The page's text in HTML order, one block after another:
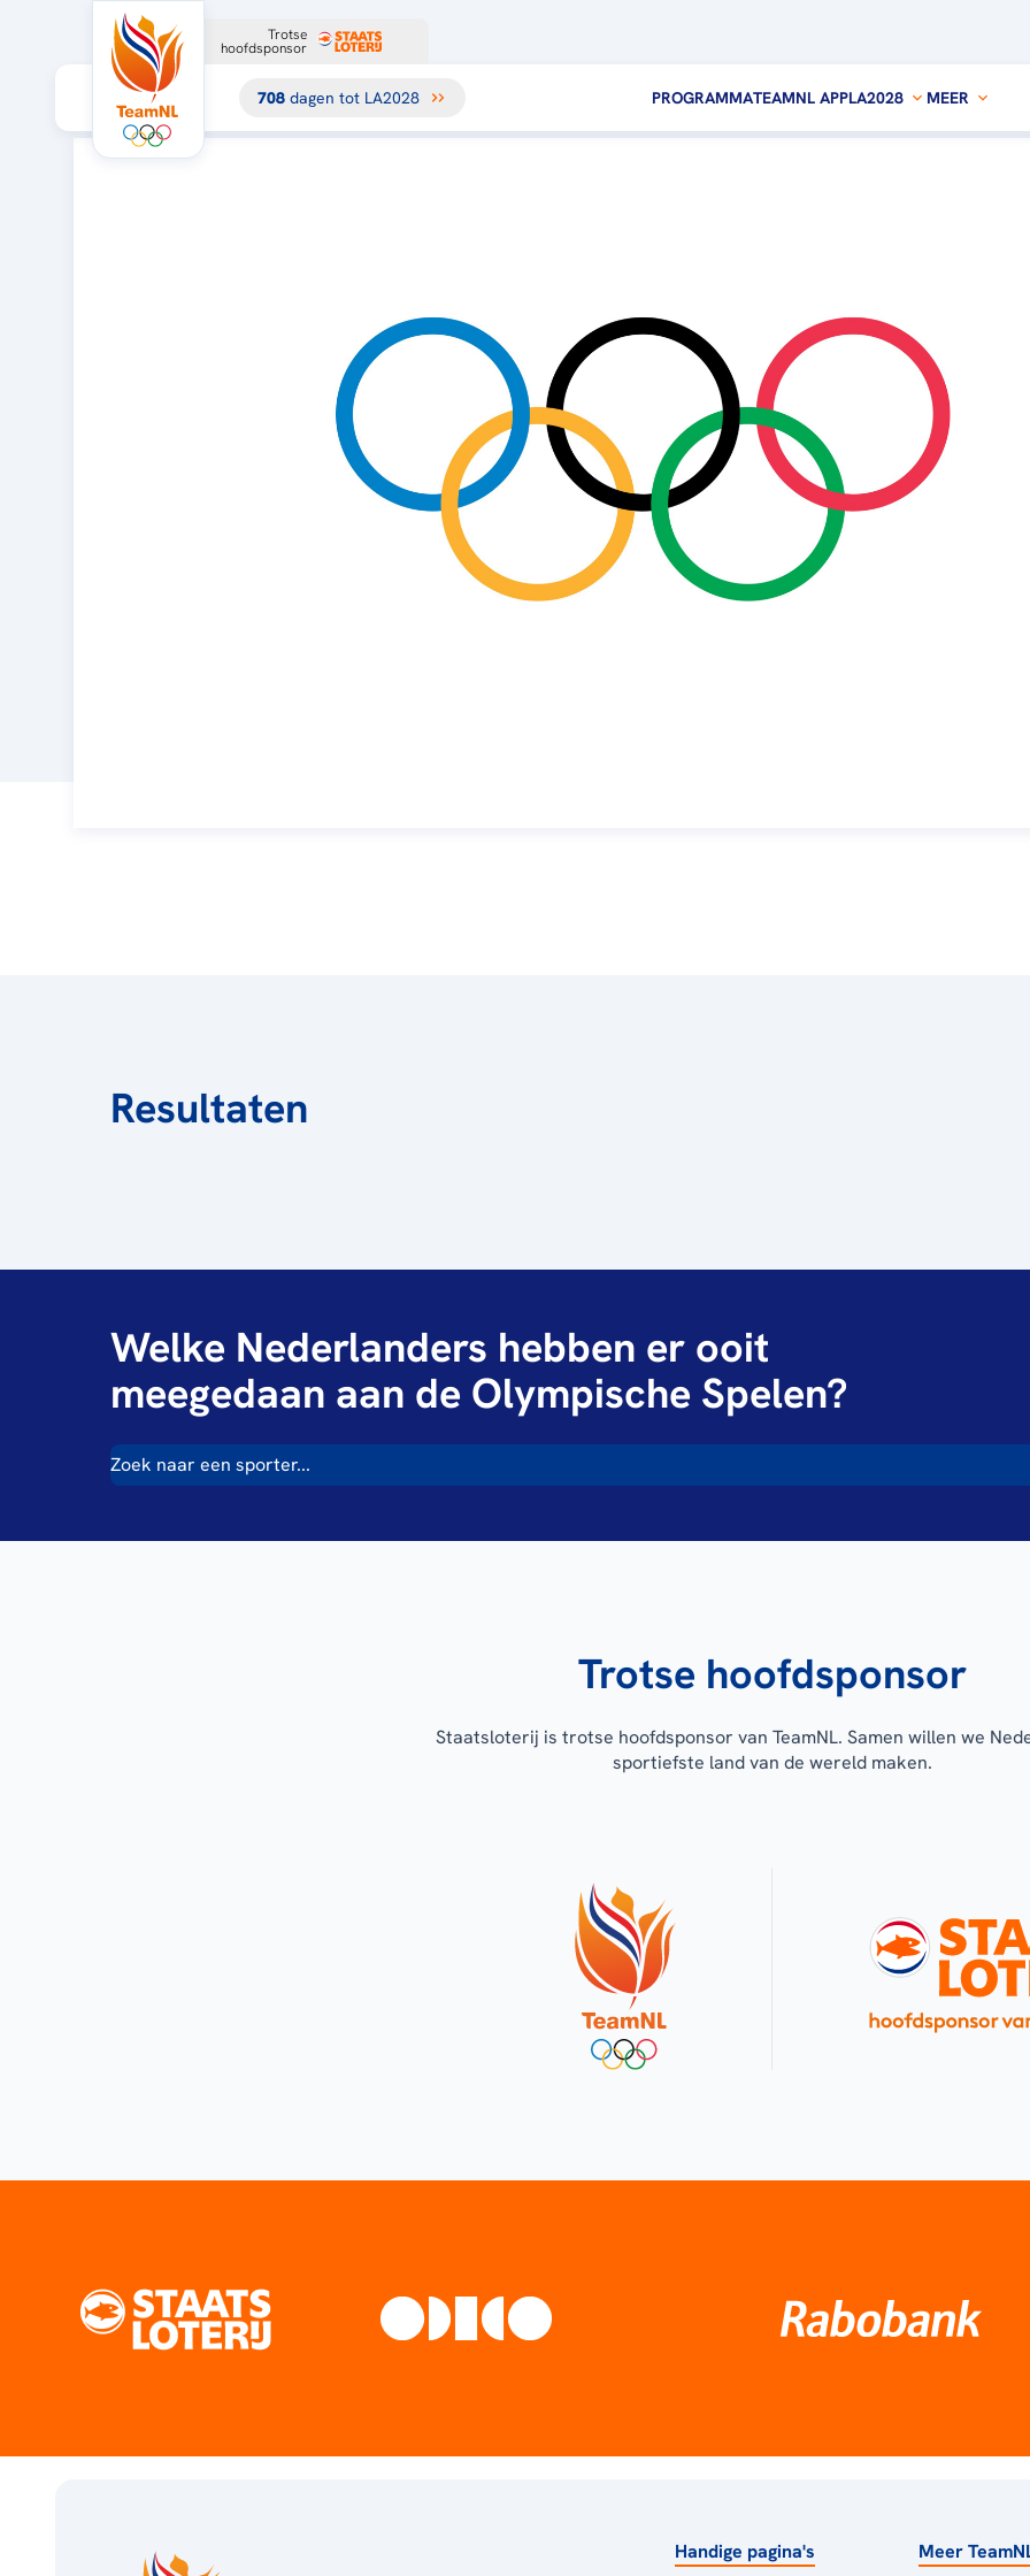
Trotse
hoofdsponsor
708 dagen tot LA2028 PROGRAMMATEAMNL APPLA2028 MEER
Resultaten
Welke Nederlanders hebben er ooit
meegedaan aan de Olympische Spelen?
Trotse hoofdsponsor
Staatsloterij is trotse hoofdsponsor van TeamNL. Samen willen we
sportiefste land van de wereld maken.
Handige pagina's Meer